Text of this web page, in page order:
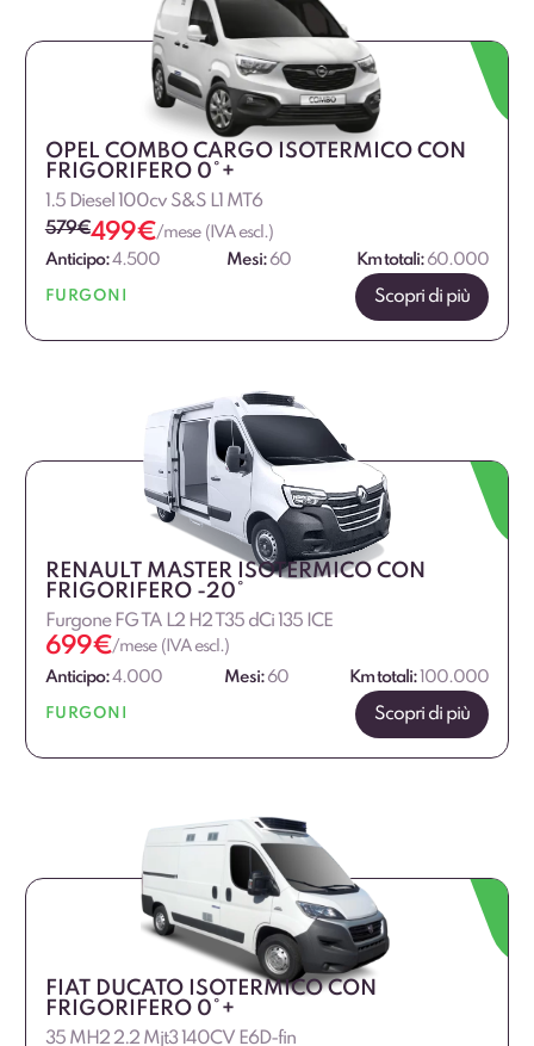
OPEL COMBO CARGO ISOTERMICO CON
FRIGORIFERO 0°+
1.5 Diesel 100cv S&S L1 MT6
579€499€/mese (IVA escl.)
Anticipo:4.500 Mesi:60 Km totali: 60.000
FURGONI Scopri di più
RENAULT MASTER ISOTERMICO CON
FRIGORIFERO -20°
Furgone FG TA L2 H2 T35 dCi 135 ICE
699€/mese (IVA escl.)
Anticipo:4.000 Mesi:60 Km totali: 100.000
FURGONI Scopri di più
FIAT DUCATO ISOTERMICO CON
FRIGORIFERO 0°+
35 MH2 2.2 Mjt3 140CV E6D-fin